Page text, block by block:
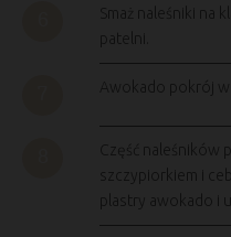
Smaż naleśniki na
patelni.
Awokado pokrój w
Część naleśników
szczypiorkiem i
plastry awokado i